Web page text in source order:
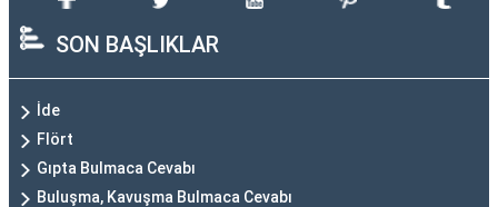
SON BAŞLIKLAR
İde
Flört
Gıpta Bulmaca Cevabı
Buluşma, Kavuşma Bulmaca Cevabı